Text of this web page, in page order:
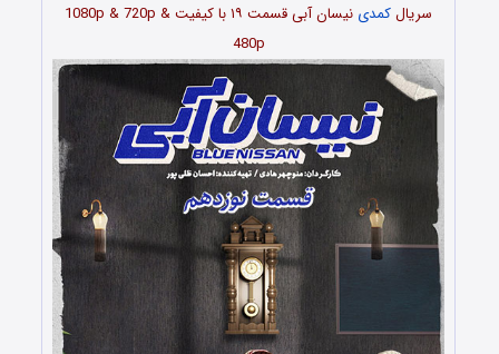
سریالکمدی نیسان آبی قسمت ۱۹
با کیفیت 1080p & 720p &
480p